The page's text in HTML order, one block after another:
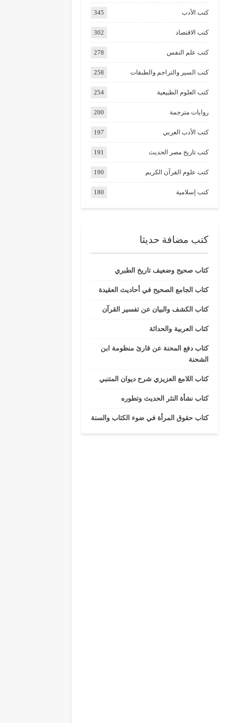
كتب الأدب 345
كتب الاقتصاد 302
كتب علم النفس 278
كتب السير والتراجم والطبقات 258
كتب العلوم الطبيعية 254
روايات مترجمة 200
كتب الأدب العربي 197
كتب تاريخ مصر الحديث 191
كتب علوم القرآن الكريم 190
كتب إسلامية 180
كتب مضافة حديثا
كتاب صحيح وضعيف تاريخ الطبري
كتاب الجامع الصحيح في أحاديث العقيدة
كتاب الكشف والبيان عن تفسير القرآن
كتاب العربية والحداثة
كتاب دفع المحنة عن قارئ منظومة ابن
الشحنة
كتاب اللامع العزيزي شرح ديوان المتنبي
كتاب نشأة النثر الحديث وتطوره
كتاب حقوق المرأة في ضوء الكتاب والسنة